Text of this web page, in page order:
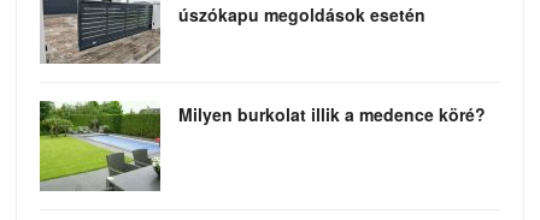
úszókapu megoldások esetén
Milyen burkolat illik a medence köré?